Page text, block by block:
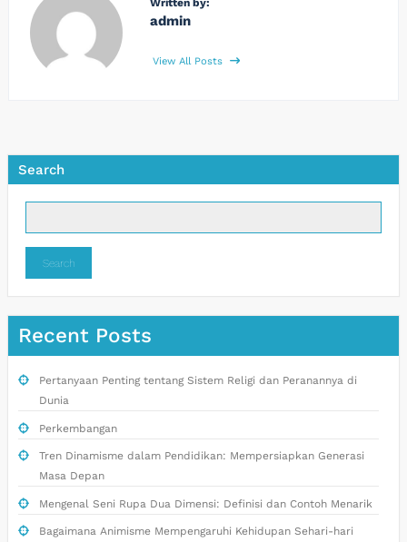
Written by:
admin
View All Posts
Search
Search
Recent Posts
Pertanyaan Penting tentang Sistem Religi dan Peranannya di
Dunia
Perkembangan
Tren Dinamisme dalam Pendidikan: Mempersiapkan Generasi
Masa Depan
Mengenal Seni Rupa Dua Dimensi: Definisi dan Contoh Menarik
Bagaimana Animisme Mempengaruhi Kehidupan Sehari-hari